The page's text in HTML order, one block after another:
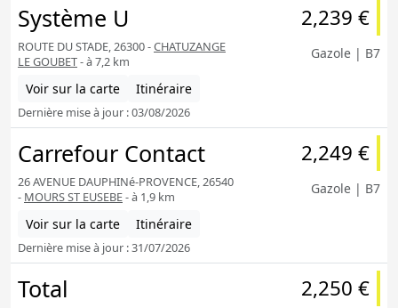
Système U
ROUTE DU STADE, 26300 -CHATUZANGE
LE GOUBET- à 7,2 km
Voir sur la carte Itinéraire
Dernière mise à jour : 03/08/2026
2,239 €
Gazole | B7
Carrefour Contact
26 AVENUE DAUPHINé-PROVENCE, 26540
- MOURS ST EUSEBE- à 1,9 km
Voir sur la carte Itinéraire
Dernière mise à jour : 31/07/2026
2,249 €
Gazole | B7
Total 2,250 €